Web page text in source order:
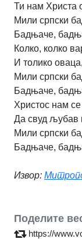
Ти нам Христа
Мили српски
Бадњаче,
Колко, колко
И толико
Мили српски
Бадњаче,
Христос нам
Да свуд љубав
Мили српски
Бадњаче,
Извор:
Поделите
https://